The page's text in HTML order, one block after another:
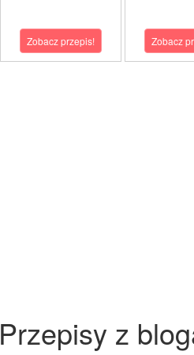
Zobacz przepis! Zobacz
Przepisy z